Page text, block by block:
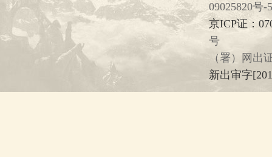
09025820号-5
京ICP证：
号
（署）网出
新出审字